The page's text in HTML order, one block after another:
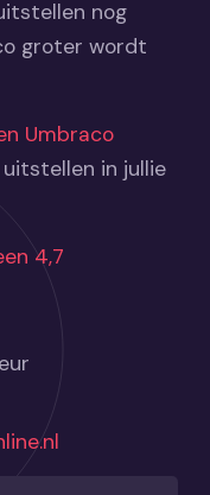
nog
groter wordt
Umbraco
in jullie
4,7